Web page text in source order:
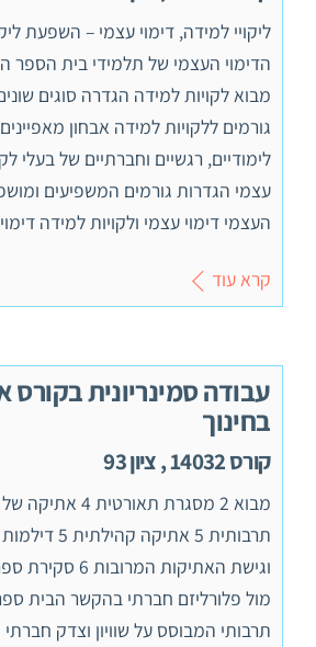
ליקויי למידה, דימוי עצמי – השפעת
הדימוי העצמי של תלמידי בית הספר
מבוא לקויות למידה הגדרה סוגים
גורמים ללקויות למידה אבחון מאפיינים
לימודיים, רגשיים וחברתיים של בעלי
עצמי הגדרות גורמים המשפיעים
העצמי דימוי עצמי ולקויות למידה
קרא עוד
עבודה סמינריונית בקורס
בחינוך
קורס 14032 , ציון 93
תרבותית 5